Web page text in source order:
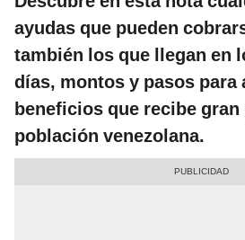
ayudas que pueden
también los que llegan en
días, montos y pasos para
beneficios que recibe gran
población venezolana.